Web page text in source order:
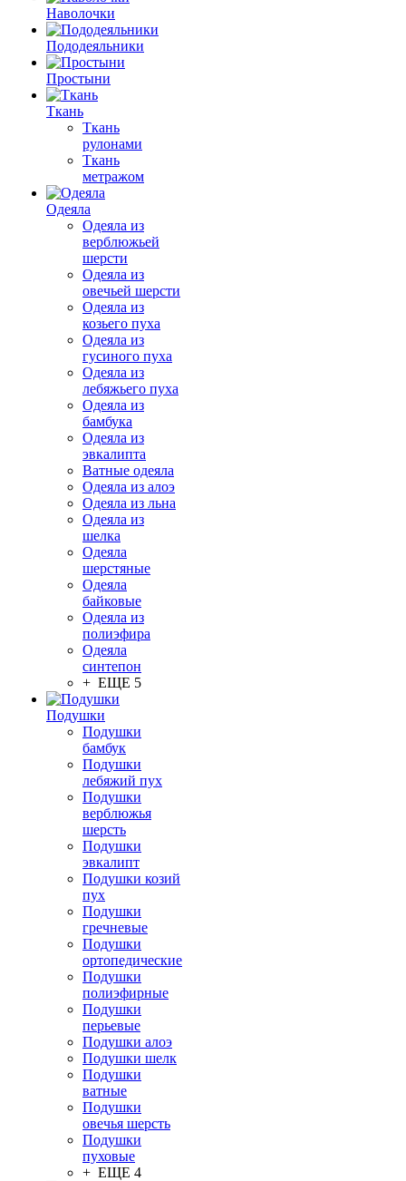
Наволочки
Пододеяльники
Простыни
Ткань
Ткань
рулонами
Ткань
метражом
Одеяла
Одеяла из
верблюжьей
шерсти
Одеяла из
овечьей шерсти
Одеяла из
козьего пуха
Одеяла из
гусиного пуха
Одеяла из
лебяжьего пуха
Одеяла из
бамбука
Одеяла из
эвкалипта
Ватные одеяла
Одеяла из алоэ
Одеяла из льна
Одеяла из
шелка
Одеяла
шерстяные
Одеяла
байковые
Одеяла из
полиэфира
Одеяла
синтепон
+ ЕЩЕ 5
Подушки
Подушки
бамбук
Подушки
лебяжий пух
Подушки
верблюжья
шерсть
Подушки
эвкалипт
Подушки козий
пух
Подушки
гречневые
Подушки
ортопедические
Подушки
полиэфирные
Подушки
перьевые
Подушки алоэ
Подушки шелк
Подушки
ватные
Подушки
овечья шерсть
Подушки
пуховые
+ ЕЩЕ 4